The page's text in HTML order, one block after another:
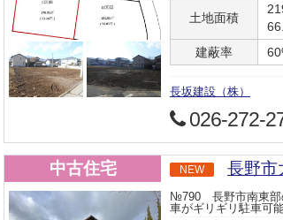
土地面積
建蔽率
長坂建設（株）
026-272-
中古住宅 NEW 長野市
№790 長野市南東部
車がギリギリ駐車可